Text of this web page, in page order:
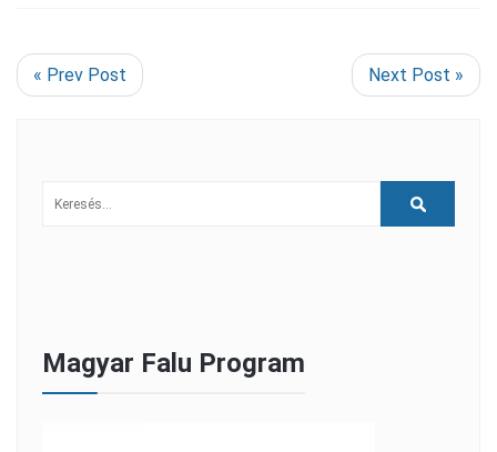
« Prev Post Next Post »
Magyar Falu Program